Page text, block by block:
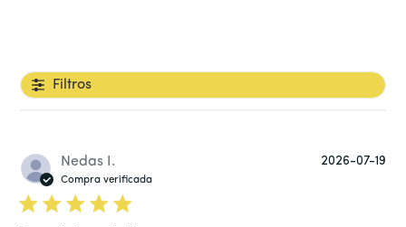
Filtros
Nedas I.
Compra verificada
2026-07-19